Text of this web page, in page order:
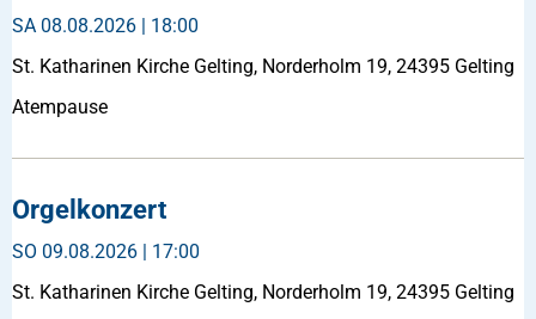
SA 08.08.2026 | 18:00
St. Katharinen Kirche Gelting, Norderholm 19, 24395 Gelting
Atempause
Orgelkonzert
SO 09.08.2026 | 17:00
St. Katharinen Kirche Gelting, Norderholm 19, 24395 Gelting